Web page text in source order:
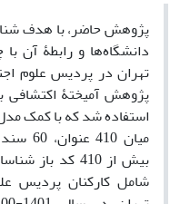
پژوهش حاضر، با هدف
دانشگاه‌ها و رابطۀ آن
تهران در پردیس علوم
پژوهش آمیختۀ اکتشافی
میان
بیش از 410 کد
شامل کارکنان پردیس